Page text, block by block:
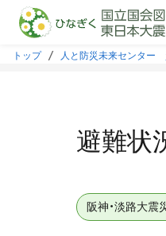
本文に飛ぶ
トップ 人と防災未来センター
避難状
阪神・淡路大震